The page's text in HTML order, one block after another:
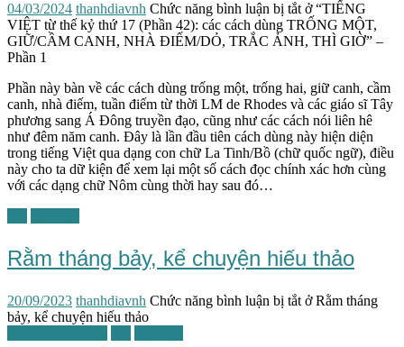
04/03/2024 thanhdiavnh Chức năng bình luận bị tắt ở “TIẾNG
VIỆT từ thế kỷ thứ 17 (Phần 42): các cách dùng TRỐNG MỘT,
GIỮ/CẦM CANH, NHÀ ĐIẾM/DỎ, TRẮC ẢNH, THÌ GIỜ” –
Phần 1
Phần này bàn về các cách dùng trống một, trống hai, giữ canh, cầm
canh, nhà điếm, tuần điếm từ thời LM de Rhodes và các giáo sĩ Tây
phương sang Á Đông truyền đạo, cũng như các cách nói liên hê
như đêm năm canh. Đây là lần đầu tiên cách dùng này hiện diện
trong tiếng Việt qua dạng con chữ La Tinh/Bồ (chữ quốc ngữ), điều
này cho ta dữ kiện để xem lại một số cách đọc chính xác hơn cùng
với các dạng chữ Nôm cùng thời hay sau đó…
Rằm tháng bảy, kể chuyện hiếu thảo
20/09/2023 thanhdiavnh Chức năng bình luận bị tắt ở Rằm tháng
bảy, kể chuyện hiếu thảo